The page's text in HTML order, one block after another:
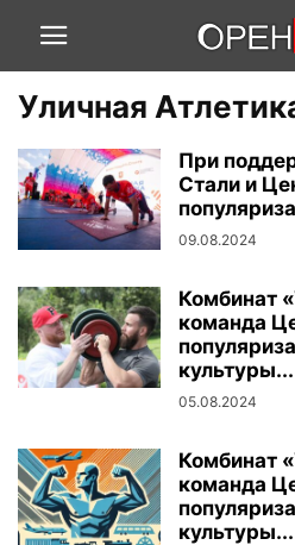
Уличная
При
Стали и
09.08.2024
Комбинат
команда
культуры...
05.08.2024
Комбинат
команда
культуры...